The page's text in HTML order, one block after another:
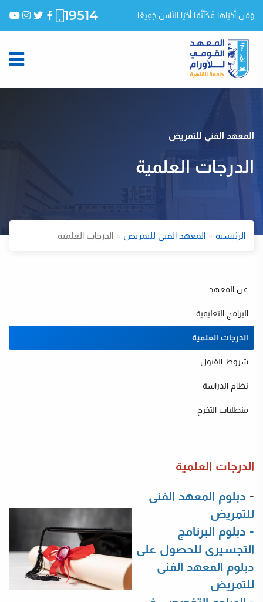
وَمَن أَحْيَاهَا فَكَأَنَّمَا أَحْيَا النّاسَ جَمِيعًا 19514
المعهد الفني للتمريض
الدرجات العلمية
الرئيسية المعهد الفني للتمريض الدرجات العلمية
عن المعهد
البرامج التعليمية
الدرجات العلمية
شروط القبول
نظام الدراسة
منطلبات التخرج
الدرجات العلمية
- دبلوم المعهد الفنى
للتمريض
- دبلوم البرنامج
التجسيرى للحصول على
دبلوم المعهد الفنى
للتمريض